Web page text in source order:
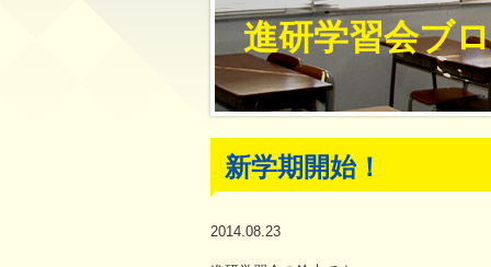
進研学習会ブ
新学期開始！
2014.08.23